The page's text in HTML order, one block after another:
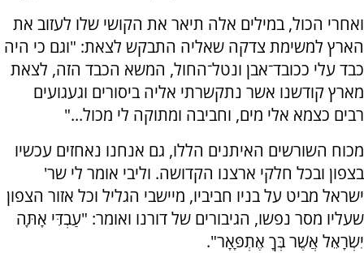
ואחרי הכול, במילים אלה תיאר את הקושי שלו לעזוב את
הארץ למשימת צדקה שאליה התבקש לצאת: "וגם כי היה
כבד עלי ככובד־אבן ונטל־החול, המשא הכבד הזה, לצאת
מארץ קודשנו אשר נתקשרתי אליה ביסורים וגעגועים
רבים כצמא אלי מים, וחביבה ומתוקה לי מכול..."
מכוח השורשים האיתנים הללו, גם אנחנו נאחזים עכשיו
בצפון ובכל חלקי ארצנו הקדושה. וליבי אומר לי שר'
ישראל מביט על בניו חביביו, מיישבי הגליל וכל אזור הצפון
שעליו מסר נפשו, הגיבורים של דורנו ואומר: "עַבְדִּי אָתָּה
יִשְׂרָאֵל אֲשֶׁר בְּךָ אֶתְפָּאָר".